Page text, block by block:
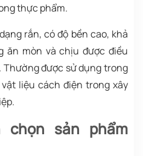
thực phẩm.
rắn, có độ bền cao, khả
ăn mòn và chịu được điều
được sử dụng trong
liệu cách điện trong xây
sản phẩm